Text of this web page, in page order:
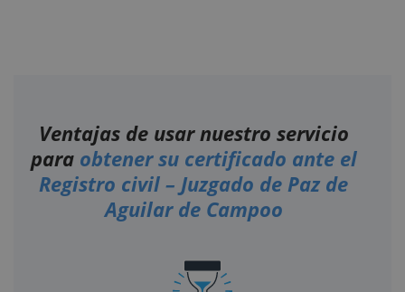
Ventajas de usar nuestro servicio
para obtener su certificado ante el
Registro civil – Juzgado de Paz de
Aguilar de Campoo